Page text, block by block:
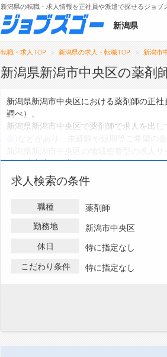
メニュー
トップ
新潟県の転職・求人情報を正社員や派遣で探せるジョブ
新潟県
転職・求人TOP 新潟県の求人・転職TOP 新潟市
新潟県新潟市中央区の薬剤
新潟県新潟市中央区における薬剤師の正
調べ）。
新潟県新潟市中央区で薬剤師で求人を出し
新潟県新潟市中央区の地域密着型の求人
件、派遣社員の求人は0件、アルバイト・
ハローワークにはない求人も多数扱って
人・転職情報を探している方は、ぜひ興
求人検索の条件
職種
薬剤師
勤務地
新潟市中央区
休日
特に指定なし
こだわり条件
特に指定なし